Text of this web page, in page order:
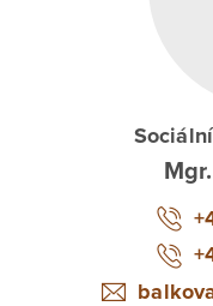
Jednolůžkový
Jednolůžkový
Dvoulůžkový s
Dvoulůžkový